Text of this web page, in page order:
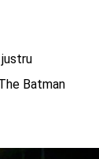
Batman